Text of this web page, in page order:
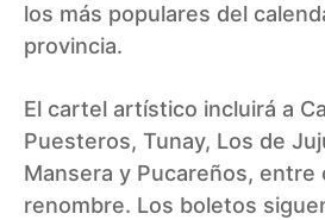
los más populares del
provincia.
El cartel artístico incluirá a
Puesteros, Tunay, Los de
Mansera y Pucareños,
renombre. Los boletos